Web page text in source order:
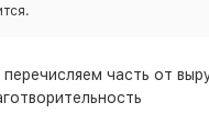
часть от